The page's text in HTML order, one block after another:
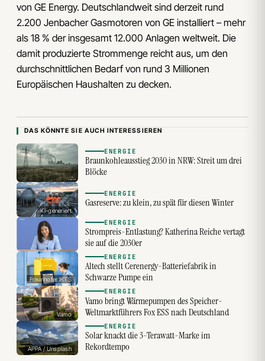
von GE Energy. Deutschlandweit sind derzeit rund
2.200 Jenbacher Gasmotoren von GE installiert – mehr
als 18 % der insgesamt 12.000 Anlagen weltweit. Die
damit produzierte Strommenge reicht aus, um den
durchschnittlichen Bedarf von rund 3 Millionen
Europäischen Haushalten zu decken.
DAS KÖNNTE SIE AUCH INTERESSIEREN
ENERGIE
Braunkohleausstieg 2030 in NRW: Streit um drei
Blöcke
KI-generiert
ENERGIE
Gasreserve: zu klein, zu spät für diesen Winter
ENERGIE
Strompreis-Entlastung? Katherina Reiche vertagt
sie auf die 2030er
Fraunhofer IKTS
ENERGIE
Altech stellt Cerenergy-Batteriefabrik in
Schwarze Pumpe ein
Vamo
ENERGIE
Vamo bringt Wärmepumpen des Speicher-
Weltmarktführers Fox ESS nach Deutschland
APPA / Unsplash
ENERGIE
Solar knackt die 3-Terawatt-Marke im
Rekordtempo